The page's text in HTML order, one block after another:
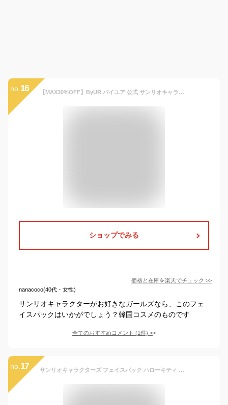
no. 16 【MAX30%OFF】ByUR バイユア 公式 サンリオキャラクターズ コラボ アクアセラムマスク 単品 ( ポムポムプリン / クロミ / ポチャッコ ) フェイスパック フェイスマスク シートマスク パック 韓国コスメ スキンケア 乾燥肌 ゆらぎ肌
ショップでみる
価格と在庫を楽天でチェック >>
nanacoco(40代・女性)
サンリオキャラクターがお好きなガールズなら、このフェ
イスパックはいかがでしょう？韓国コスメのものです
全てのおすすめコメント (1件) >
no. 17 サンリオキャラクターズ フェイスパック ハローキティ シナモロール クロミ マイメロディ ポチャッコ プリン タキシードサム ハンギョドン リトルツインスターズ ばつ丸 けろっぴ 代引不可商品